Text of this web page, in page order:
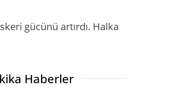
gücünü artırdı. Halka
Haberler